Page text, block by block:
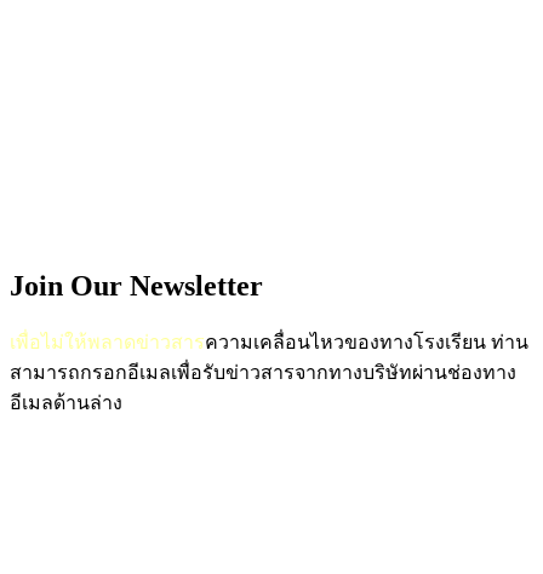
Join Our Newsletter
เพื่อไม่ให้พลาดข่าวสารความเคลื่อนไหวของทางโรงเรียน ท่าน
สามารถกรอกอีเมลเพื่อรับข่าวสารจากทางบริษัทผ่านช่องทาง
อีเมลด้านล่าง